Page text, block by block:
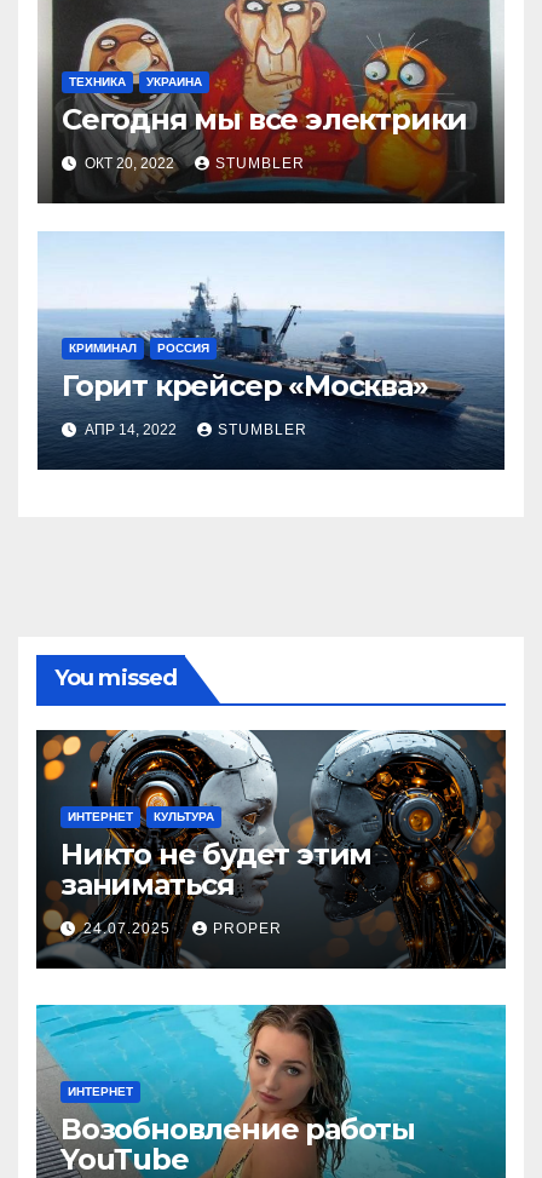
ТЕХНИКА УКРАИНА
Сегодня мы все электрики
ОКТ 20, 2022 STUMBLER
КРИМИНАЛ РОССИЯ
Горит крейсер «Москва»
АПР 14, 2022 STUMBLER
You missed
ИНТЕРНЕТ КУЛЬТУРА
Никто не будет этим
заниматься
24.07.2025 PROPER
ИНТЕРНЕТ
Возобновление работы
YouТube